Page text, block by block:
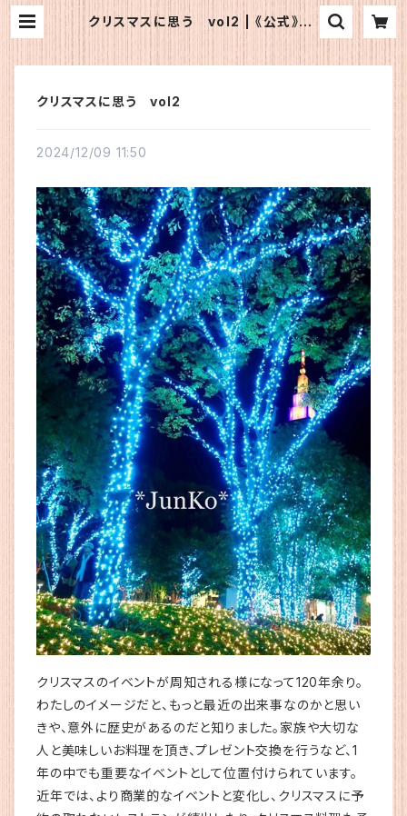
クリスマスに思う vol2 | 《公式》OF
クリスマスに思う vol2
2024/12/09 11:50
クリスマスのイベントが周知される様になって120年余り。
わたしのイメージだと、もっと最近の出来事なのかと思い
きや、意外に歴史があるのだと知りました。家族や大切な
人と美味しいお料理を頂き、プレゼント交換を行うなど、1
年の中でも重要なイベントとして位置付けられています。
近年では、より商業的なイベントと変化し、クリスマスに予